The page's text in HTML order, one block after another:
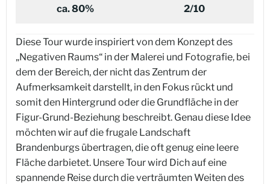
ca. 80%
2/10
Diese Tour wurde inspiriert von dem Konzept des
„Negativen Raums“ in der Malerei und Fotografie, bei
dem der Bereich, der nicht das Zentrum der
Aufmerksamkeit darstellt, in den Fokus rückt und
somit den Hintergrund oder die Grundfläche in der
Figur-Grund-Beziehung beschreibt. Genau diese Idee
möchten wir auf die frugale Landschaft
Brandenburgs übertragen, die oft genug eine leere
Fläche darbietet. Unsere Tour wird Dich auf eine
spannende Reise durch die verträumten Weiten des